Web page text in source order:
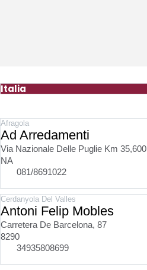
Italia
Afragola
Ad Arredamenti
Via Nazionale Delle Puglie Km 35,600
NA
081/8691022
Cerdanyola Del Valles
Antoni Felip Mobles
Carretera De Barcelona, 87
8290
34935808699